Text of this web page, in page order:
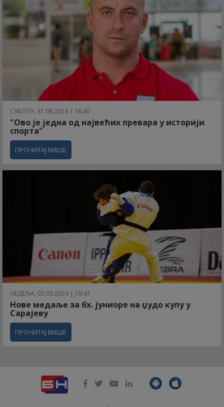
СУБОТА, 31.08.2024 | 16:40
"Ово је једна од највећих превара у историји
спорта"
ПРОЧИТАЈ ВИШЕ
НЕДЕЉА, 03.03.2024 | 18:41
Нове медаље за бх. јуниоре на џудо купу у
Сарајеву
ПРОЧИТАЈ ВИШЕ